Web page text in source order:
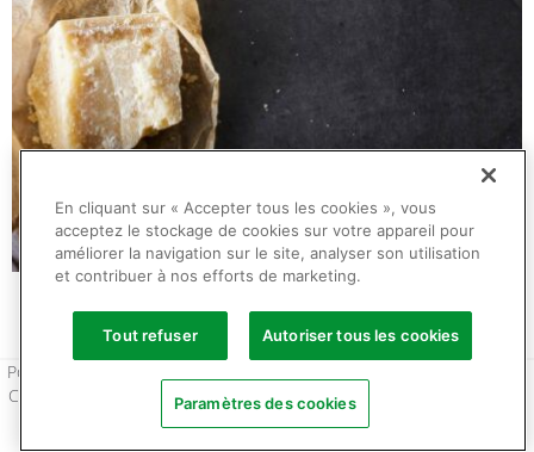
Politique de confidentialité et de gestion des cookies
Conditions d’utilisation
Conditions générales de vente
Copyright 2024 © tous droits réservés.
En cliquant sur « Accepter tous les cookies », vous
acceptez le stockage de cookies sur votre appareil pour
améliorer la navigation sur le site, analyser son utilisation
et contribuer à nos efforts de marketing.
Tout refuser Autoriser tous les cookies
Paramètres des cookies